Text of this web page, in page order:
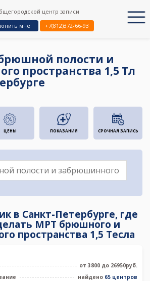
центр записи
мне
+7(812)372-66-93
полости и
пространства 1,5 Тл
ЦЕНЫ ПОКАЗАНИЯ СРОЧНАЯ ЗАПИСЬ
в Санкт-Петербурге, где
МРТ брюшного и
пространства 1,5 Тесла
от 3800 до 26950руб.
найдено 65 центров